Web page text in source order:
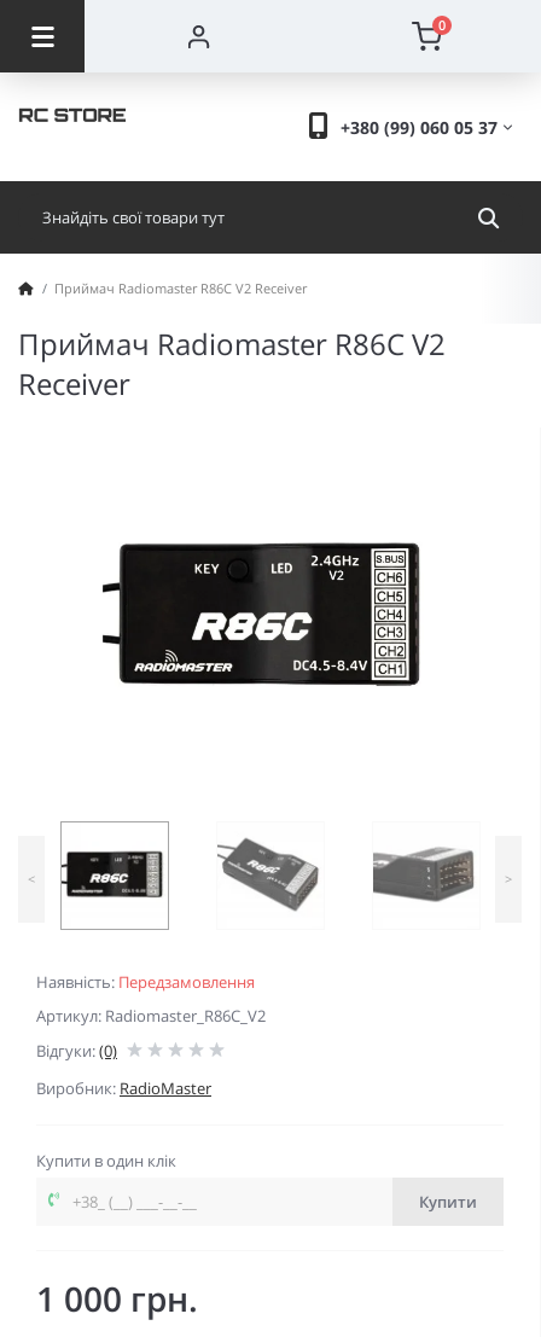
0
+380 (99) 060 05 37
Приймач Radiomaster R86C V2 Receiver
Приймач Radiomaster R86C V2
Receiver
Наявність: Передзамовлення
Артикул: Radiomaster_R86C_V2
Відгуки:(0)
Виробник: RadioMaster
< >
Купити в один клік
Купити
1 000 грн.